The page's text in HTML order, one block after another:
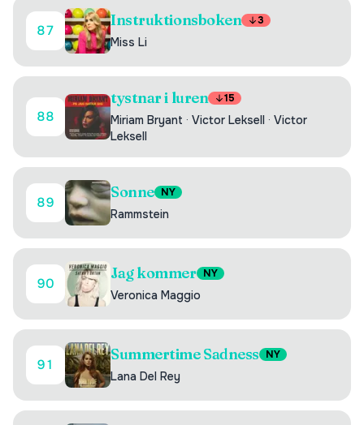
87
Instruktionsboken 3
Miss Li
88
tystnar i luren 15
Miriam Bryant · Victor Leksell · Victor
Leksell
89
Sonne NY
Rammstein
90
Jag kommer NY
Veronica Maggio
91
Summertime Sadness NY
Lana Del Rey